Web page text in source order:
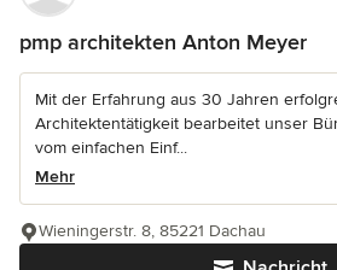
pmp architekten Anton Meyer
Mit der Erfahrung aus 30 Jahren
Architektentätigkeit bearbeitet unser
vom einfachen Einf...
Mehr
Wieningerstr. 8, 85221 Dachau